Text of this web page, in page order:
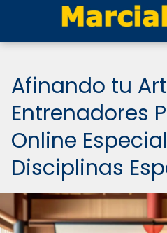
Afinando tu
Entrenadores
Online
Disciplinas